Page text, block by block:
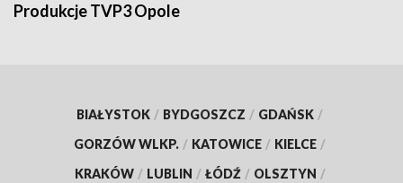
Produkcje TVP3 Opole
BIAŁYSTOK / BYDGOSZCZ / GDAŃSK /
GORZÓW WLKP. / KATOWICE / KIELCE /
KRAKÓW / LUBLIN / ŁÓDŹ / OLSZTYN /